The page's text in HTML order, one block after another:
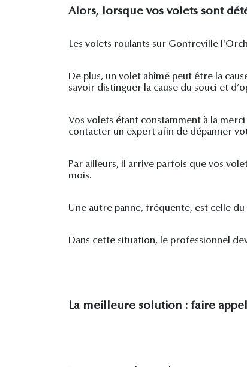
Alors, lorsque vos volets sont
Les volets roulants sur Gonfreville
De plus, un volet abîmé peut être la
savoir distinguer la cause du souci et
Vos volets étant constamment à la
contacter un expert afin de dépanner
Par ailleurs, il arrive parfois que vos
mois.
Une autre panne, fréquente, est celle
Dans cette situation, le professionnel
La meilleure solution : faire